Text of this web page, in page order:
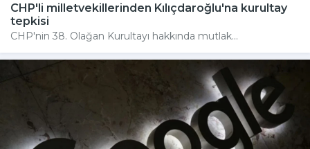
CHP'li milletvekillerinden Kılıçdaroğlu'na kurultay
tepkisi
CHP'nin 38. Olağan Kurultayı hakkında mutlak...